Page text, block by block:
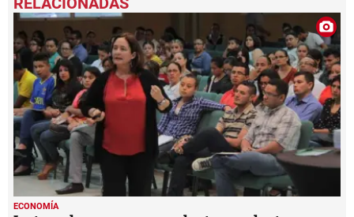
of
32
seconds
ECONOMÍA